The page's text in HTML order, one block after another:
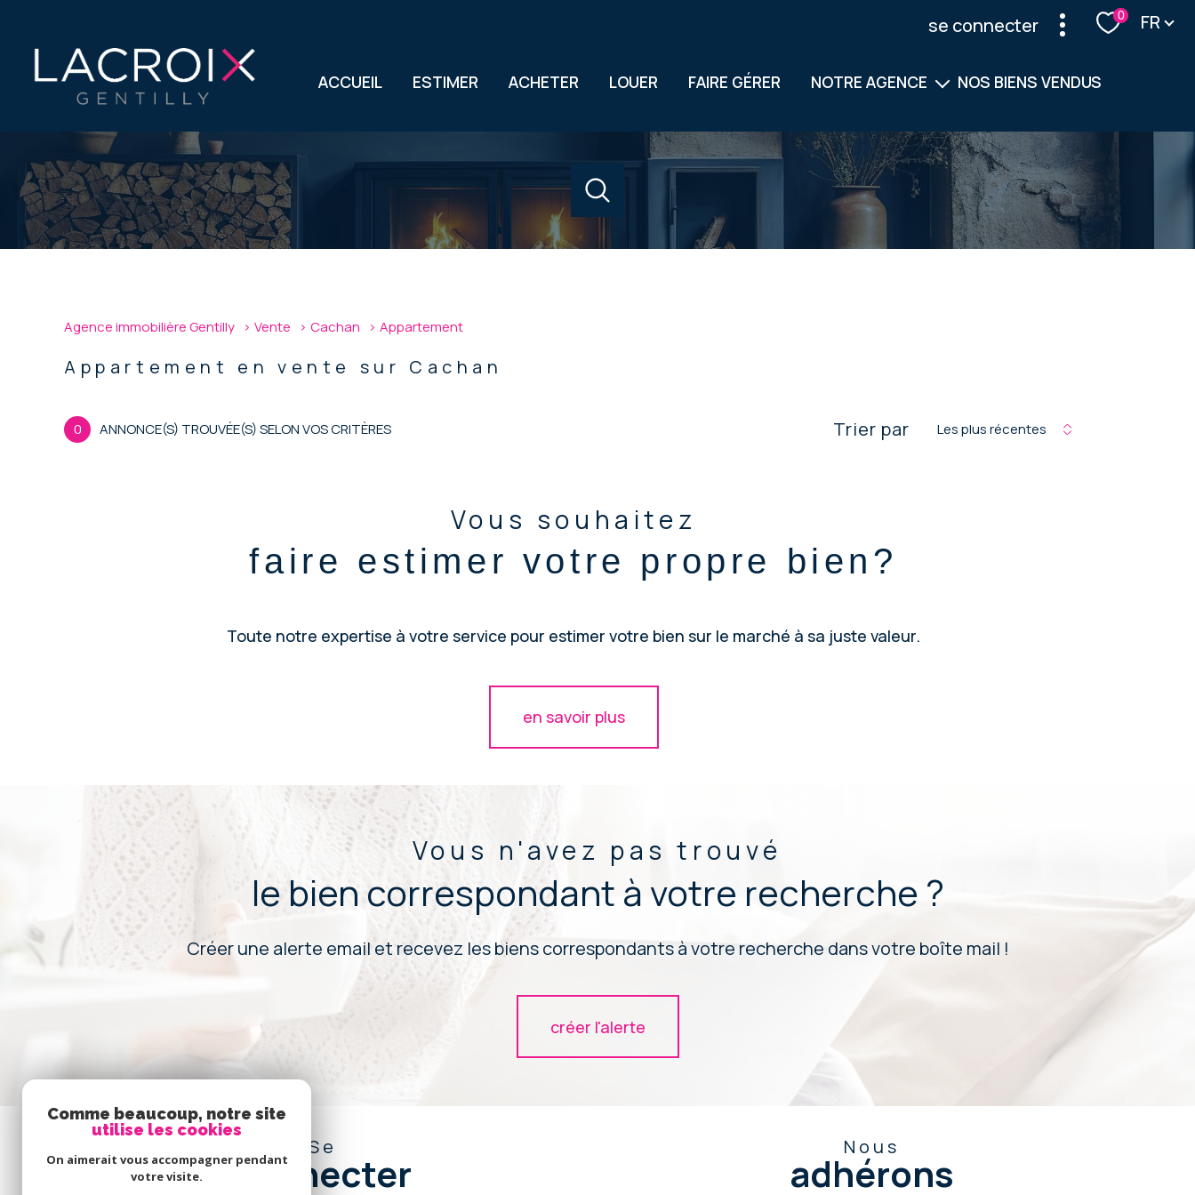
se connecter 0 Langue
FR
ACCUEIL ESTIMER ACHETER LOUER FAIRE GÉRER NOTRE AGENCE
Notre équipe
Nos services
NOS BIENS VENDUS
acheter
Agence immobilière Gentilly Vente Cachan Appartement
Appartement en vente sur Cachan
0 ANNONCE(S) TROUVÉE(S) SELON VOS CRITÈRES Trier par Les plus récentes
Vous souhaitez
faire estimer votre propre bien?
Toute notre expertise à votre service pour estimer votre bien sur le marché à sa juste valeur.
en savoir plus
Vous n'avez pas trouvé
le bien correspondant à votre recherche ?
Créer une alerte email et recevez les biens correspondants à votre recherche dans votre boîte mail !
créer l'alerte
Se
connecter
Nous
adhérons
Comme beaucoup, notre site
utilise les cookies
On aimerait vous accompagner pendant
votre visite.